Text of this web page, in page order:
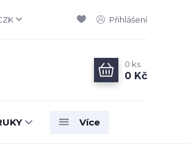
Přihlášení
0 ks
0 Kč
Více